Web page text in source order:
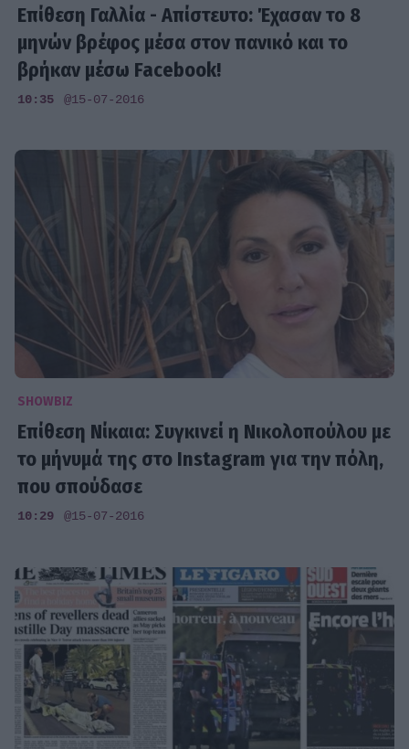
Επίθεση Γαλλία - Απίστευτο: Έχασαν το 8
μηνών βρέφος μέσα στον πανικό και το
βρήκαν μέσω Facebook!
10:35 @15-07-2016
SHOWBIZ
Επίθεση Νίκαια: Συγκινεί η Νικολοπούλου με
το μήνυμά της στο Instagram για την πόλη,
που σπούδασε
10:29 @15-07-2016